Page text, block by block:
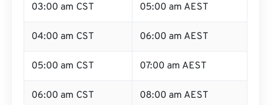
03:00 am CST 05:00 am AEST
04:00 am CST 06:00 am AEST
05:00 am CST 07:00 am AEST
06:00 am CST 08:00 am AEST